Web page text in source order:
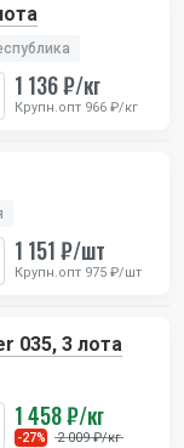
1 136 ₽/кг
Крупн.опт 966 ₽/кг
1 151 ₽/шт
Крупн.опт 975 ₽/шт
035, 3 лота
1 458 ₽/кг
-27% 2 009 ₽/кг